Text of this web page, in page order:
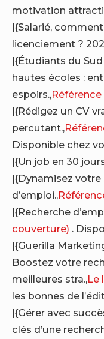
motivation
|{Salarié,
licenciement ?
|{Étudiants du
hautes écoles :
espoirs.,
|{Rédigez un CV
percutant.,
Disponible chez
|{Un job en 30
|{Dynamisez
d’emploi.,
|{Recherche
couverture) .
|{Guerilla
Boostez votre
meilleures stra.,Le
les bonnes de
|{Gérer avec
clés d’une